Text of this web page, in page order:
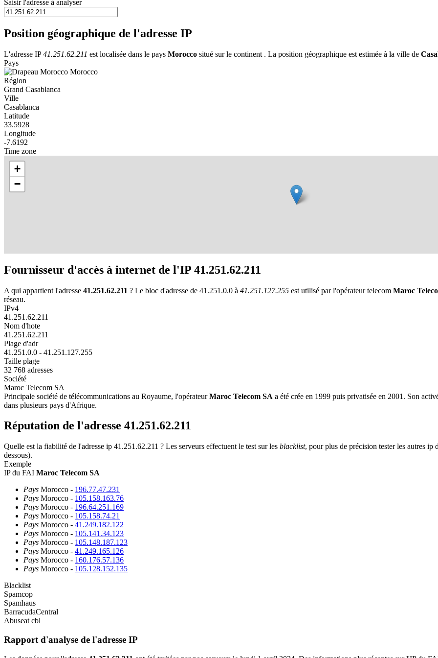
Saisir l'adresse à analyser
Position géographique de l'adresse IP
L'adresse IP41.251.62.211 est localisée dans le pays Morocco situé sur le continent . La position géographique est estimée à la ville de
Pays
Morocco
Région
Grand Casablanca
Ville
Casablanca
Latitude
33.5928
Longitude
-7.6192
Time zone
+
−
Fournisseur d'accès à internet de l'IP 41.251.62.211
A qui appartient l'adresse 41.251.62.211 ? Le bloc d'adresse de 41.251.0.0 à 41.251.127.255 est utilisé par l'opérateur telecom Maroc
réseau.
IPv4
41.251.62.211
Nom d'hote
41.251.62.211
Plage d'adr
41.251.0.0 - 41.251.127.255
Taille plage
32 768 adresses
Société
Maroc Telecom SA
Principale société de télécommunications au Royaume, l'opérateurMaroc Telecom SA a été crée en 1999 puis privatisée en 2001. Son
dans plusieurs pays d'Afrique.
Réputation de l'adresse 41.251.62.211
Quelle est la fiabilité de l'adresse ip 41.251.62.211 ? Les serveurs effectuent le test sur les blacklist, pour plus de précision tester les autres
dessous).
Exemple
IP du FAI Maroc Telecom SA
Pays Morocco - 196.77.47.231
Pays Morocco - 105.158.163.76
Pays Morocco - 196.64.251.169
Pays Morocco - 105.158.74.21
Pays Morocco - 41.249.182.122
Pays Morocco - 105.141.34.123
Pays Morocco - 105.148.187.123
Pays Morocco - 41.249.165.126
Pays Morocco - 160.176.57.136
Pays Morocco - 105.128.152.135
Blacklist
Spamcop
Spamhaus
BarracudaCentral
Abuseat cbl
Rapport d'analyse de l'adresse IP